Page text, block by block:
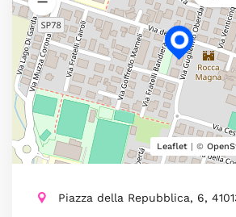
Leaflet | ©
Piazza della Repubblica, 6,